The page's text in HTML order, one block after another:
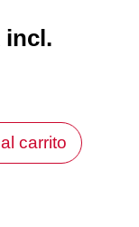
incl.
carrito